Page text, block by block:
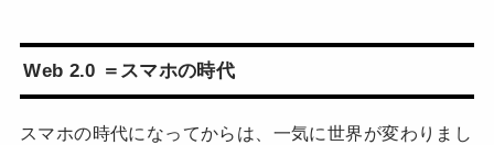
Web 2.0 ＝スマホの時代
スマホの時代になってからは、一気に世界が変わりまし